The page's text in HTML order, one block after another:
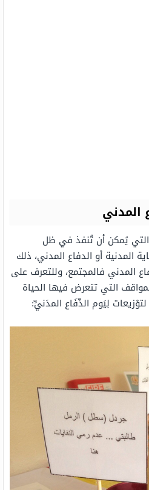
المدني
التي يُمكن أن تُنفذ في ظل
المدنية أو الدفاع المدني، ذلك
المدني فالمجتمع، وللتعرف على
التي تتعرض فيها الحياة
لِيَوم الدِّفَاع المدَنيِّ: